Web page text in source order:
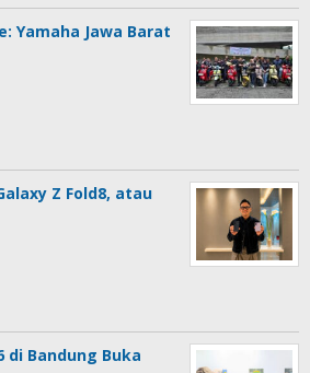
Yamaha Jawa Barat
Z Fold8, atau
di Bandung Buka